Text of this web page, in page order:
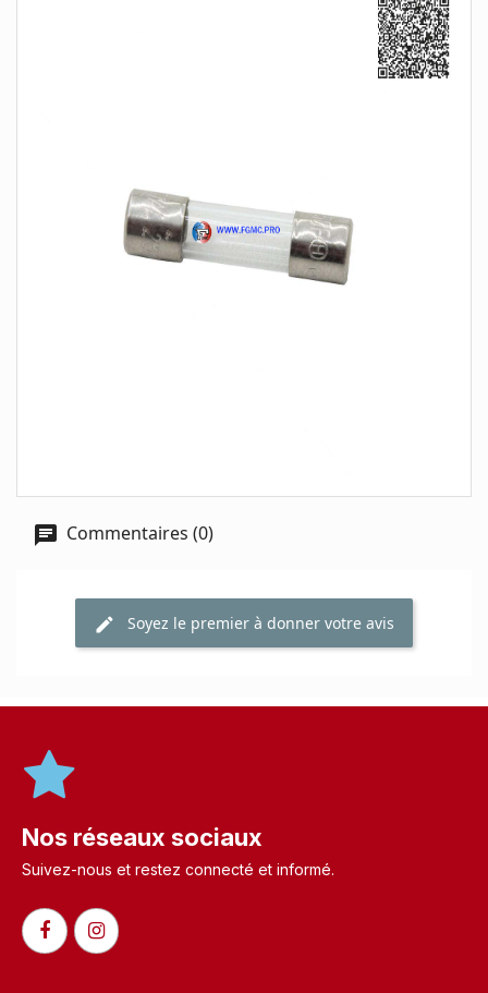
Commentaires (0)
Soyez le premier à donner votre avis
Nos réseaux sociaux
Suivez-nous et restez connecté et informé.​